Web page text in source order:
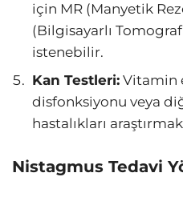
için MR (Manyetik
(Bilgisayarlı
istenebilir.
Kan Testleri: Vitamin
disfonksiyonu veya
hastalıkları
Nistagmus Tedavi